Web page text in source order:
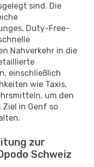
sind. Die
Duty-Free-
Nahverkehr in die
einschließlich
wie Taxis,
um den
in Genf so
zur
Schweiz